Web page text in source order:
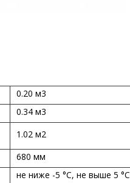
0.20 м3
0.34 м3
1.02 м2
680 мм
не ниже -5 °С, не выше 5 °С